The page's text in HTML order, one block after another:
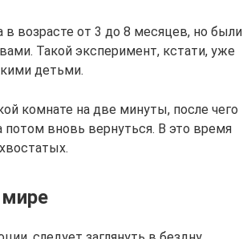
возрасте от 3 до 8 месяцев, но были
Такой эксперимент, кстати, уже
детьми.
комнате на две минуты, после чего
вновь вернуться. В это время